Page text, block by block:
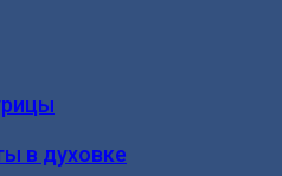
в духовке